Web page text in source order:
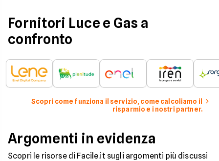
Fornitori Luce e Gas a
confronto
Scopri come funziona il servizio, come calcoliamo il
risparmio e i nostri partner.
Argomenti in evidenza
Scopri le risorse di Facile.it sugli argomenti più discussi